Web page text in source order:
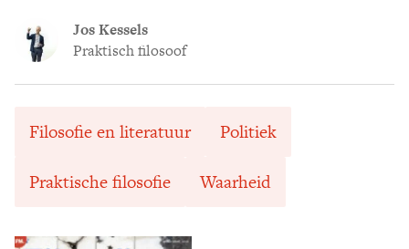
Jos Kessels
Praktisch filosoof
Filosofie en literatuur Politiek
Praktische filosofie Waarheid